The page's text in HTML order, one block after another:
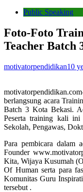
Public Speaking
Foto-Foto
Teacher Batch
motivatorpendidikan10
berlangsung acara
Batch 3 Kota Bekasi.
Peserta training kali
Sekolah, Pengawas,
Para pembicara dalam
Founder
Kita, Wijaya Kusumah
Of Human serta para
Komunitas Guru
tersebut .